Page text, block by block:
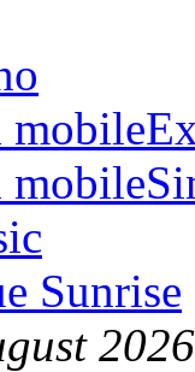
Sunrise